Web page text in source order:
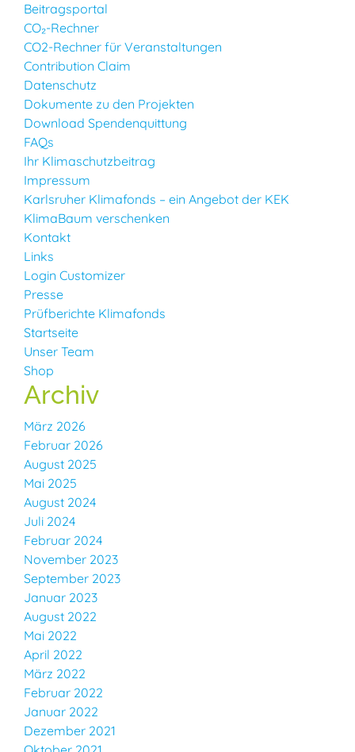
Beitragsportal
CO₂-Rechner
CO2-Rechner für Veranstaltungen
Contribution Claim
Datenschutz
Dokumente zu den Projekten
Download Spendenquittung
FAQs
Ihr Klimaschutzbeitrag
Impressum
Karlsruher Klimafonds – ein Angebot der KEK
KlimaBaum verschenken
Kontakt
Links
Login Customizer
Presse
Prüfberichte Klimafonds
Startseite
Unser Team
Shop
Archiv
März 2026
Februar 2026
August 2025
Mai 2025
August 2024
Juli 2024
Februar 2024
November 2023
September 2023
Januar 2023
August 2022
Mai 2022
April 2022
März 2022
Februar 2022
Januar 2022
Dezember 2021